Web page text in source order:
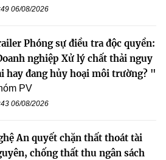
06/08/2026
Phóng sự điều tra độc quyền:
nghiệp Xử lý chất thải nguy
hay đang hủy hoại môi trường? "
PV
06/08/2026
An quyết chặn thất thoát tài
chống thất thu ngân sách